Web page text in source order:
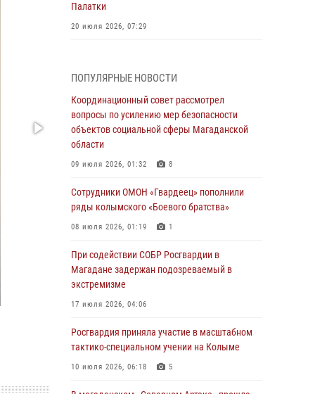
Палатки
20 июля 2026, 07:29
подшефных кадет с победой в «Зарнице 2.0»
20 июля 2026, 04:02 8
При содействии СОБР Росгвардии в
Магадане задержан подозреваемый в
экстремизме
«Каникулы с Росгвардией» продолжаются на
Колыме
Начальник Главного штаба – первый
заместитель директора Росгвардии Герой
России генерал-полковник Сергей Бойко
профессиональным праздником
15 июля 2026, 06:21
ПОПУЛЯРНЫЕ НОВОСТИ
Координационный совет рассмотрел
вопросы по усилению мер безопасности
объектов социальной сферы Магаданской
области
09 июля 2026, 01:32 8
Сотрудники ОМОН «Гвардеец» пополнили
ряды колымского «Боевого братства»
08 июля 2026, 01:19 1
При содействии СОБР Росгвардии в
Магадане задержан подозреваемый в
экстремизме
17 июля 2026, 04:06
Росгвардия приняла участие в масштабном
тактико-специальном учении на Колыме
10 июля 2026, 06:18 5